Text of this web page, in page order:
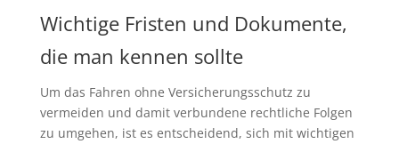
Wichtige Fristen und Dokumente,
die man kennen sollte
Um das Fahren ohne Versicherungsschutz zu
vermeiden und damit verbundene rechtliche Folgen
zu umgehen, ist es entscheidend, sich mit wichtigen